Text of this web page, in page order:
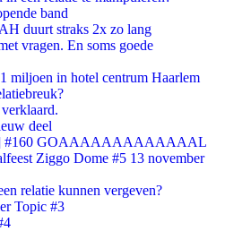
band
duurt straks 2x zo lang
vragen. En soms goede
miljoen in hotel centrum Haarlem
deel
#160 GOAAAAAAAAAAAAAL
Ziggo Dome #5 13 november
relatie kunnen vergeven?
Topic #3